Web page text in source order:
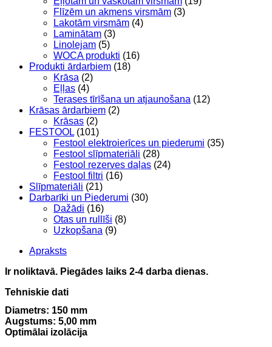
Flīzēm un akmens virsmām (3)
Lakotām virsmām (4)
Laminātam (3)
Linolejam (5)
WOCA produkti (16)
Produkti ārdarbiem (18)
Krāsa (2)
Eļļas (4)
Terases tīrīšana un atjaunošana (12)
Krāsas ārdarbiem (2)
Krāsas (2)
FESTOOL (101)
Festool elektroierīces un piederumi (35)
Festool slīpmateriāli (28)
Festool rezerves daļas (24)
Festool filtri (16)
Slīpmateriāli (21)
Darbarīki un Piederumi (30)
Dažādi (16)
Otas un rullīši (8)
Uzkopšana (9)
Apraksts
Ir noliktavā. Piegādes laiks 2-4 darba dienas.
Tehniskie dati
Diametrs: 150 mm
Augstums: 5,00 mm
Optimālai izolācija